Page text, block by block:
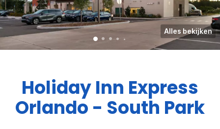
Alles bekijken
Holiday Inn Express
Orlando - South Park